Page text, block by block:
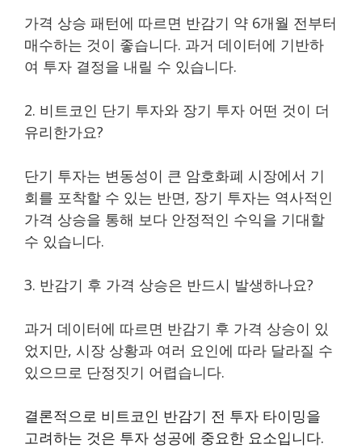
가격 상승 패턴에 따르면 반감기 약 6개월 전부터
매수하는 것이 좋습니다. 과거 데이터에 기반하
여 투자 결정을 내릴 수 있습니다.
2. 비트코인 단기 투자와 장기 투자 어떤 것이 더
유리한가요?
단기 투자는 변동성이 큰 암호화폐 시장에서 기
회를 포착할 수 있는 반면, 장기 투자는 역사적인
가격 상승을 통해 보다 안정적인 수익을 기대할
수 있습니다.
3. 반감기 후 가격 상승은 반드시 발생하나요?
과거 데이터에 따르면 반감기 후 가격 상승이 있
었지만, 시장 상황과 여러 요인에 따라 달라질 수
있으므로 단정짓기 어렵습니다.
결론적으로 비트코인 반감기 전 투자 타이밍을
고려하는 것은 투자 성공에 중요한 요소입니다.